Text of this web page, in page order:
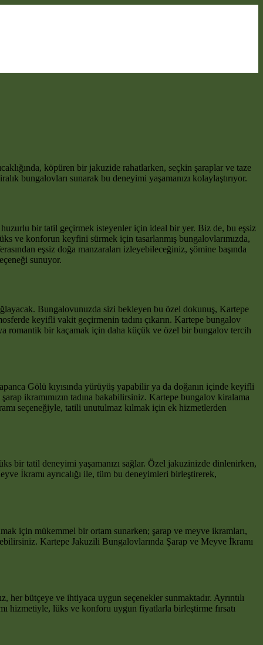
köpüren bir jakuzide rahatlarken, seçkin şaraplar ve taze
bungalovları sunarak bu deneyimi yaşamanızı kolaylaştırıyor.
bir tatil geçirmek isteyenler için ideal bir yer. Biz de, bu eşsiz
ve konforun keyfini sürmek için tasarlanmış bungalovlarımızda,
eşsiz doğa manzaraları izleyebileceğiniz, şömine başında
sunuyor.
Bungalovunuzda sizi bekleyen bu özel dokunuş, Kartepe
keyifli vakit geçirmenin tadını çıkarın. Kartepe bungalov
romantik bir kaçamak için daha küçük ve özel bir bungalov tercih
Gölü kıyısında yürüyüş yapabilir ya da doğanın içinde keyifli
ikramımızın tadına bakabilirsiniz. Kartepe bungalov kiralama
seçeneğiyle, tatili unutulmaz kılmak için ek hizmetlerden
bir tatil deneyimi yaşamanızı sağlar. Özel jakuzinizde dinlenirken,
İkramı ayrıcalığı ile, tüm bu deneyimleri birleştirerek,
için mükemmel bir ortam sunarken; şarap ve meyve ikramları,
Kartepe Jakuzili Bungalovlarında Şarap ve Meyve İkramı
bütçeye ve ihtiyaca uygun seçenekler sunmaktadır. Ayrıntılı
hizmetiyle, lüks ve konforu uygun fiyatlarla birleştirme fırsatı